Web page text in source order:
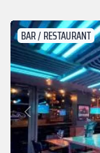
BAR / RESTAURANT
Précédent